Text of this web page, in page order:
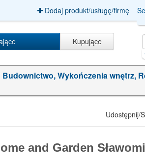
Dodaj produkt/usługę/firmę
Kupujące
aposta esportiva
Budownictwo, Wykończenia wnętrz,
Udostępnij/
and Garden